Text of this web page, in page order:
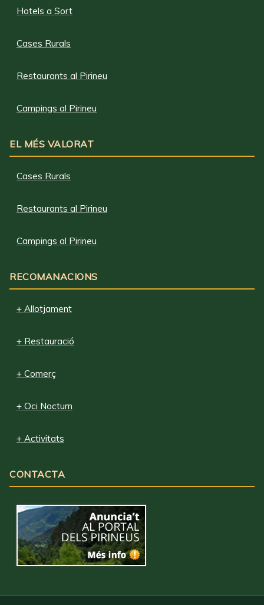
Hotels a Sort
Cases Rurals
Restaurants al Pirineu
Campings al Pirineu
EL MÉS VALORAT
Cases Rurals
Restaurants al Pirineu
Campings al Pirineu
RECOMANACIONS
+ Allotjament
+ Restauració
+ Comerç
+ Oci Nocturn
+ Activitats
CONTACTA